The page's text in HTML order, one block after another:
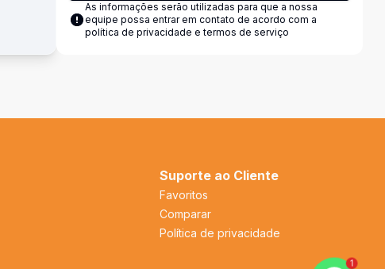
As informações serão utilizadas para que a nossa
equipe possa entrar em contato de acordo com a
política de privacidade e termos de serviço
Suporte ao Cliente
Favoritos
Comparar
Política de privacidade
1